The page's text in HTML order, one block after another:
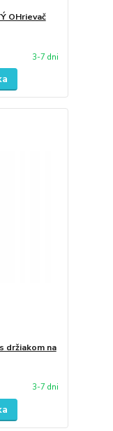
OHrievač
3-7 dni
držiakom na
3-7 dni